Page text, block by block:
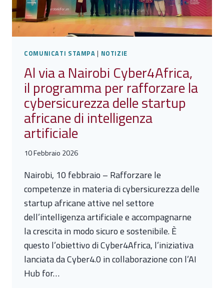
COMUNICATI STAMPA | NOTIZIE
Al via a Nairobi Cyber4Africa,
il programma per rafforzare la
cybersicurezza delle startup
africane di intelligenza
artificiale
10 Febbraio 2026
Nairobi, 10 febbraio – Rafforzare le
competenze in materia di cybersicurezza delle
startup africane attive nel settore
dell’intelligenza artificiale e accompagnarne
la crescita in modo sicuro e sostenibile. È
questo l’obiettivo di Cyber4Africa, l’iniziativa
lanciata da Cyber4.0 in collaborazione con l’AI
Hub for…